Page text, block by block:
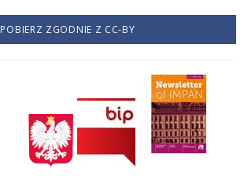
POBIERZ ZGODNIE Z CC-BY